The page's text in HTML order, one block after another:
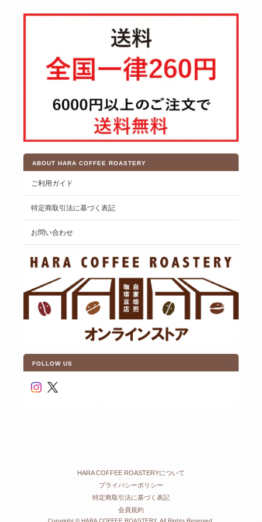
ABOUT HARA COFFEE ROASTERY
ご利用ガイド
特定商取引法に基づく表記
お問い合わせ
FOLLOW US
HARA COFFEE ROASTERYについて
プライバシーポリシー
特定商取引法に基づく表記
会員規約
Copyright © HARA COFFEE ROASTERY. All Rights Reserved.